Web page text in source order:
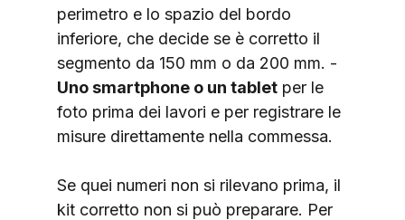
perimetro e lo spazio del bordo
inferiore, che decide se è corretto il
segmento da 150 mm o da 200 mm. -
Uno smartphone o un tablet per le
foto prima dei lavori e per registrare le
misure direttamente nella commessa.
Se quei numeri non si rilevano prima, il
kit corretto non si può preparare. Per